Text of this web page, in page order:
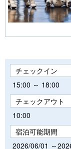
チェックイン
15:00 ～ 18:00
チェックアウト
10:00
宿泊可能期間
2026/06/01 ～